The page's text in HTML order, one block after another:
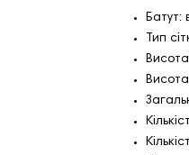
Батут:
Тип